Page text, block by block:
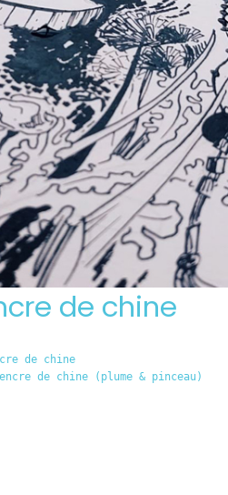
de chine
de chine
de chine (plume & pinceau)